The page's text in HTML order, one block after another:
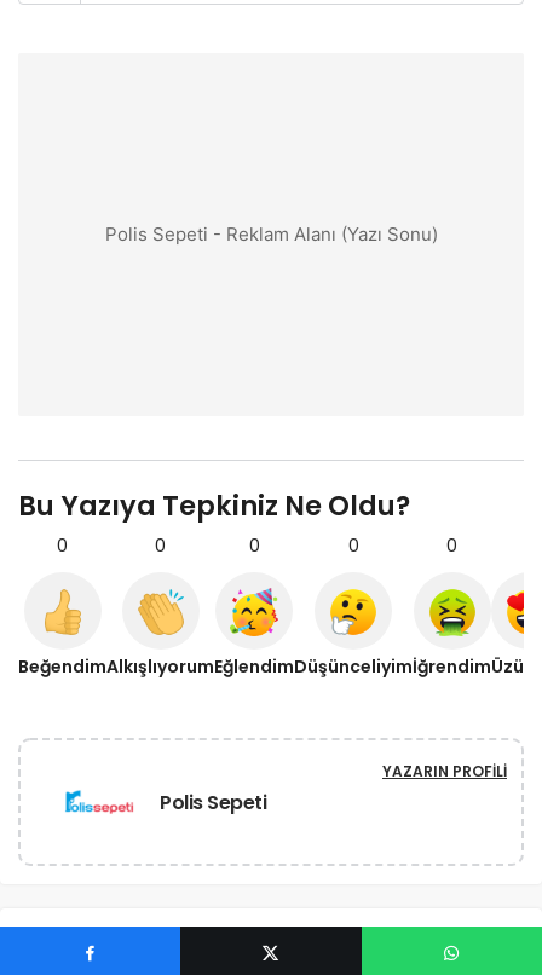
Polis Sepeti - Reklam Alanı (Yazı Sonu)
Bu Yazıya Tepkiniz Ne Oldu?
0
Beğendim
0
Alkışlıyorum
0
Eğlendim
0
Düşünceliyim
0
İğrendim
Polis Sepeti
YAZARIN PROFILI